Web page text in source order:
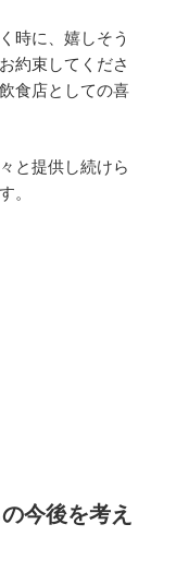
時に、嬉しそう
約束してくださ
食店としての喜
と提供し続けら
。
今後を考え